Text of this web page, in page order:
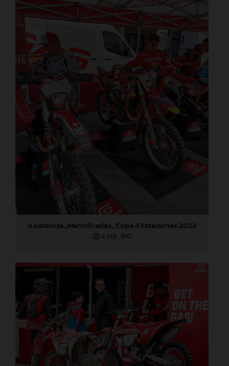
Asistencia_MerinGrades_Copa 4 Estaciones 2022
4 MB .JPG